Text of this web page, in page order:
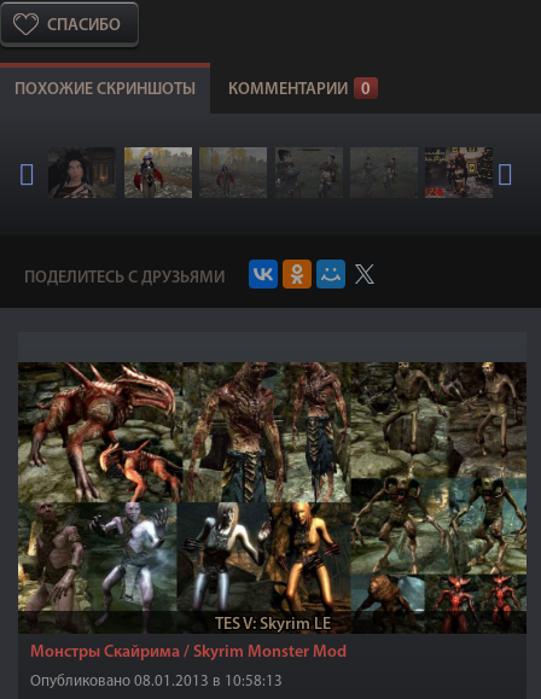
СПАСИБО
ПОХОЖИЕ СКРИНШОТЫ КОММЕНТАРИИ 0
ПОДЕЛИТЕСЬ С ДРУЗЬЯМИ
TES V: Skyrim LE
Монстры Скайрима / Skyrim Monster Mod
Опубликовано 08.01.2013 в 10:58:13